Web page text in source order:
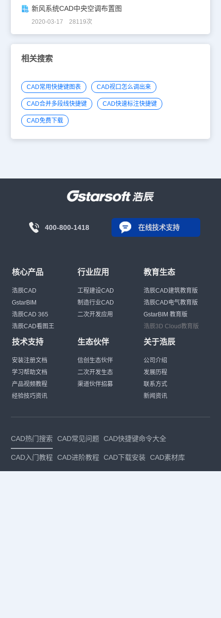
新风系统CAD中央空调布置图
2020-03-17 28119次
相关搜索
CAD常用快捷键图表 CAD视口怎么调出来
CAD合并多段线快捷键 CAD快速标注快捷键
CAD免费下载
400-800-1418 在线技术支持
核心产品
浩辰CAD
GstarBIM
浩辰CAD 365
浩辰CAD看图王
行业应用
工程建设CAD
制造行业CAD
二次开发应用
教育生态
浩辰CAD建筑教育版
浩辰CAD电气教育版
GstarBIM 教育版
浩辰3D Cloud教育版
技术支持
安装注册文档
学习帮助文档
产品视频教程
经验技巧资讯
生态伙伴
信创生态伙伴
二次开发生态
渠道伙伴招募
关于浩辰
公司介绍
发展历程
联系方式
新闻资讯
CAD热门搜索 CAD常见问题 CAD快捷键命令大全
CAD入门教程 CAD进阶教程 CAD下载安装 CAD素材库